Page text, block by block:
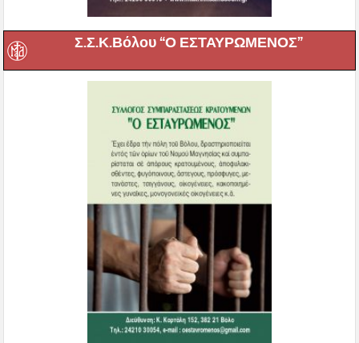
Σ.Σ.Κ.Βόλου “Ο ΕΣΤΑΥΡΩΜΕΝΟΣ”